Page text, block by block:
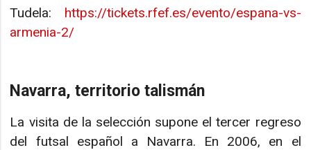
Tudela: https://tickets.rfef.es/evento/espana-vs-
armenia-2/
Navarra, territorio talismán
La visita de la selección supone el tercer regreso
del futsal español a Navarra. En 2006, en el